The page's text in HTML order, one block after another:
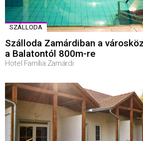
SZÁLLODA
Szálloda Zamárdiban a
a Balatontól 800m-re
Hotel Família Zamárdi